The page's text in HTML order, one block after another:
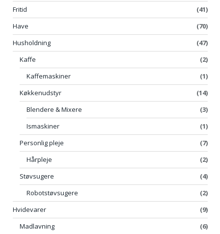
Fritid
(41)
Have
(70)
Husholdning
(47)
Kaffe
(2)
Kaffemaskiner
(1)
Køkkenudstyr
(14)
Blendere & Mixere
(3)
Ismaskiner
(1)
Personlig pleje
(7)
Hårpleje
(2)
Støvsugere
(4)
Robotstøvsugere
(2)
Hvidevarer
(9)
Madlavning
(6)